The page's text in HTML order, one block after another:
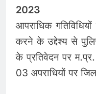
2023
आपराधिक
करने के उद्देश्य से
के प्रतिवेदन पर
03 अपराधियों पर